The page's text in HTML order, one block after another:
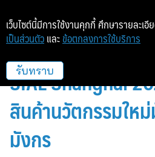
CHAO ลุยตลาดจีนเ
SIAL Shanghai
สินค้านวัตกรรมให
มังกร
เว็บไซต์นี้มีการใช้งานคุกกี้ ศึกษารายละเอี
เป็นส่วนตัว และ ข้อตกลงการใช้บริการ
รับทราบ